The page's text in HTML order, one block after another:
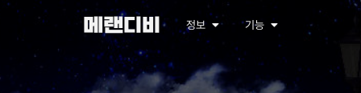
메랜디비 정보 기능